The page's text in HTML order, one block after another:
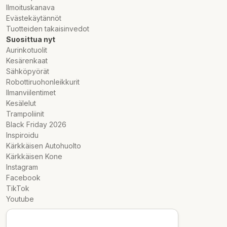
Ilmoituskanava
Evästekäytännöt
Tuotteiden takaisinvedot
Suosittua nyt
Aurinkotuolit
Kesärenkaat
Sähköpyörät
Robottiruohonleikkurit
Ilmanviilentimet
Kesälelut
Trampoliinit
Black Friday 2026
Inspiroidu
Kärkkäisen Autohuolto
Kärkkäisen Kone
Instagram
Facebook
TikTok
Youtube